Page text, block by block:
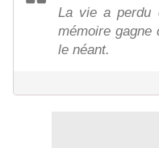
La vie a perdu
mémoire gagne
le néant.